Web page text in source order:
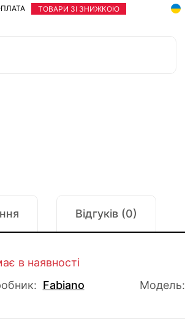
ТОВАРИ ЗІ ЗНИЖКОЮ
Відгуків (0)
в наявності
Fabiano Модель: